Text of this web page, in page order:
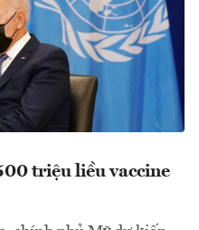
triệu liều vaccine